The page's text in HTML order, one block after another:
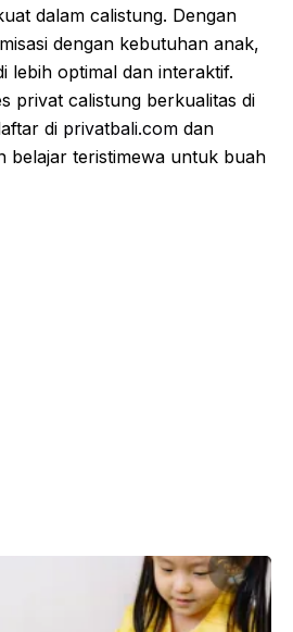
dalam calistung. Dengan
dengan kebutuhan anak,
lebih optimal dan interaktif.
privat calistung berkualitas di
di privatbali.com dan
belajar teristimewa untuk buah